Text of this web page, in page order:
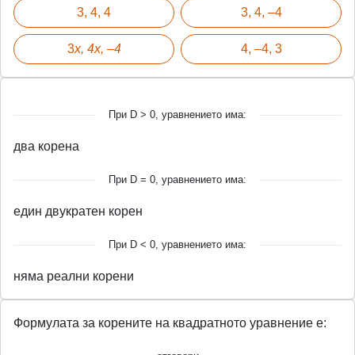
3, 4, 4
3x, 4x, –4
3, 4, –4
4, –4, 3
При D > 0, уравнението има:
два корена
При D = 0, уравнението има:
един двукратен корен
При D < 0, уравнението има:
няма реални корени
Формулата за корените на квадратното уравнение е: